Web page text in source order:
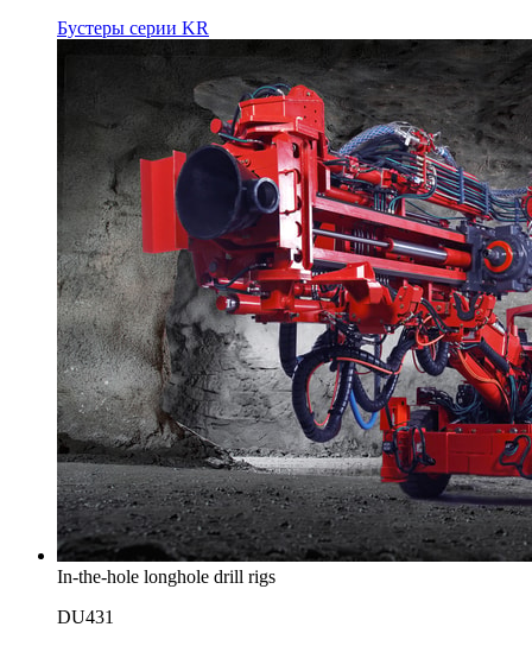
Бустеры серии KR
In-the-hole longhole drill rigs
DU431